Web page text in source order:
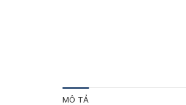
MÔ TẢ